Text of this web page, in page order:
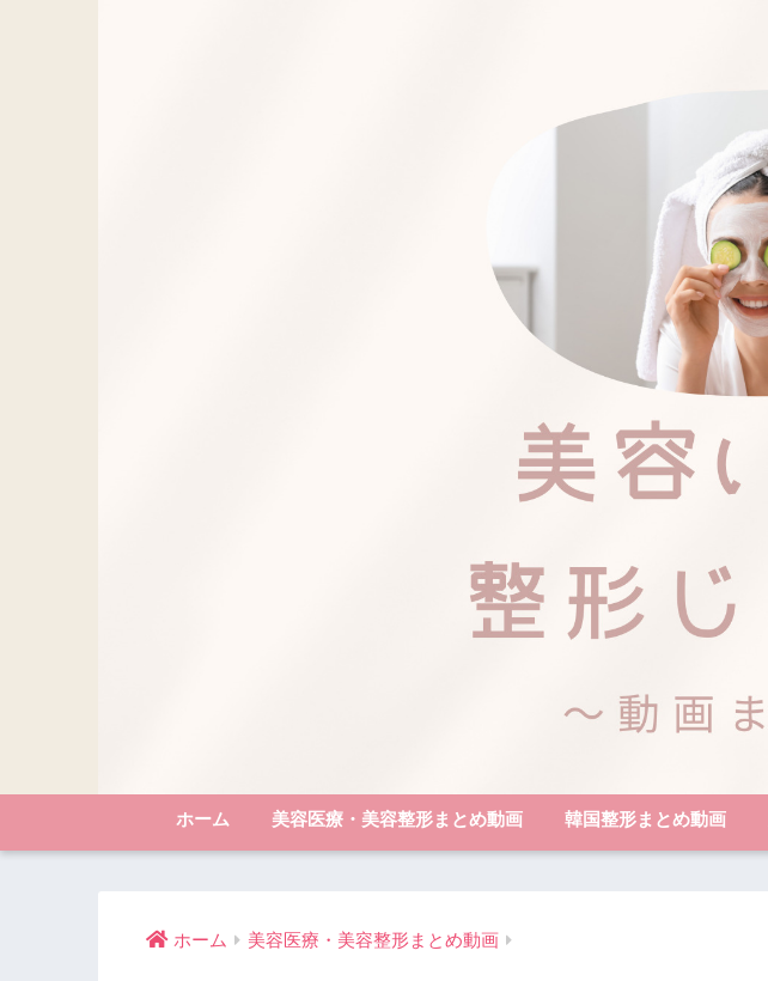
ホーム 美容医療・美容整形まとめ動画 韓国整形まとめ動画
ホーム 美容医療・美容整形まとめ動画